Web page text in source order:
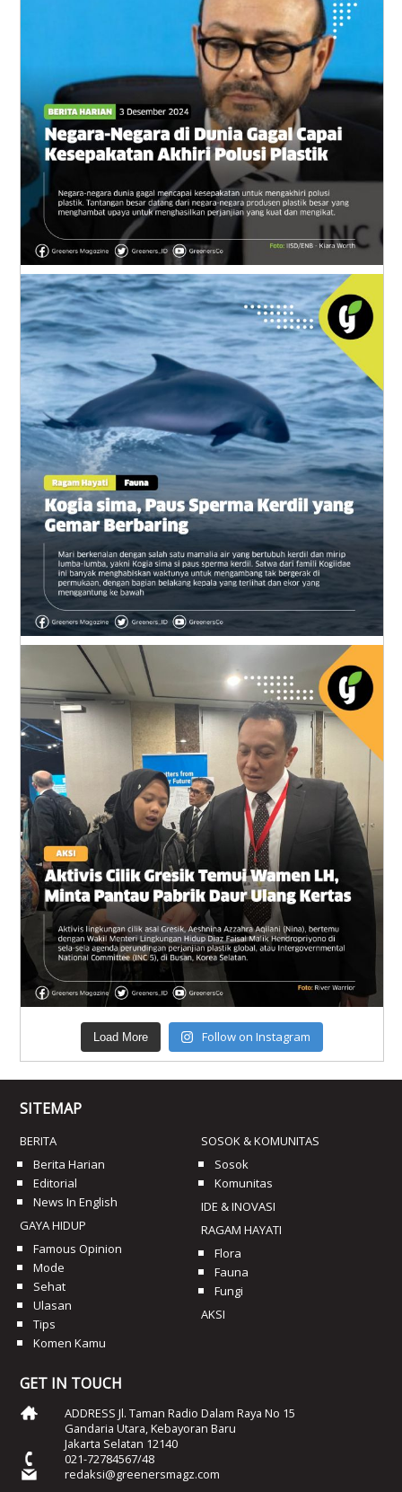
Load More Follow on Instagram
SITEMAP
BERITA
Berita Harian
Editorial
News In English
GAYA HIDUP
Famous Opinion
Mode
Sehat
Ulasan
Tips
Komen Kamu
SOSOK & KOMUNITAS
Sosok
Komunitas
IDE & INOVASI
RAGAM HAYATI
Flora
Fauna
Fungi
AKSI
GET IN TOUCH
ADDRESS Jl. Taman Radio Dalam Raya No 15
Gandaria Utara, Kebayoran Baru
Jakarta Selatan 12140
021-72784567/48
redaksi@greenersmagz.com